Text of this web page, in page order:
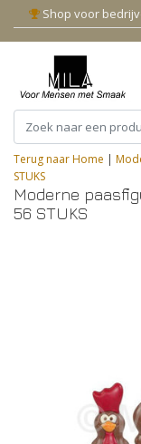
Shop voor
Terug naar Home |
STUKS
Moderne
56 STUKS